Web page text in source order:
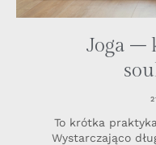
Joga –
To krótka
Wystarczająco